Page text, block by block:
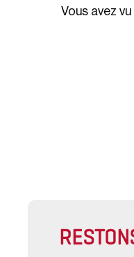
Vous avez vu